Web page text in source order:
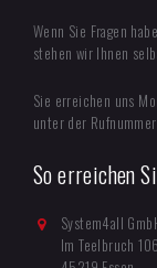
Wenn Sie Fragen
stehen wir Ihnen
Sie erreichen uns
unter der
So erreichen
System4all
Im Teelbruch 106